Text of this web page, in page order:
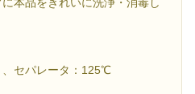
、セパレータ：125℃